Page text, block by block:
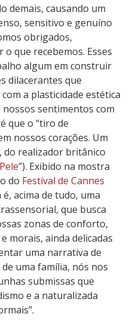
demais, causando um
sensitivo e genuíno
obrigados,
que recebemos. Esses
algum em construir
dilacerantes que
a plasticidade estética
sentimentos com
que o “tiro de
nossos corações. Um
, do realizador britânico
”). Exibido na mostra
do Festival de Cannes
acima de tudo, uma
que busca
zonas de conforto,
morais, ainda delicadas
uma narrativa de
uma família, nós nos
submissas que
e a naturalizada